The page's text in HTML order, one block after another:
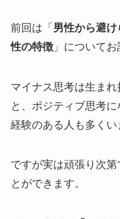
前回は「 男性から避
性の特徴」についてお
マイナス思考は生ま
と、ポジティブ思考
経験のある人も多くい
ですが実は頑張り次
とができます。